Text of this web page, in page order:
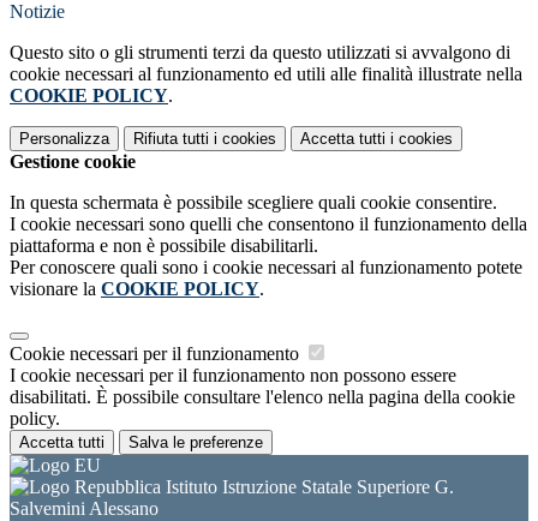
Notizie
Questo sito o gli strumenti terzi da questo utilizzati si avvalgono di
cookie necessari al funzionamento ed utili alle finalità illustrate nella
COOKIE POLICY.
Personalizza Rifiuta tutti i cookies Accetta tutti i cookies
Gestione cookie
In questa schermata è possibile scegliere quali cookie consentire.
I cookie necessari sono quelli che consentono il funzionamento della
piattaforma e non è possibile disabilitarli.
Per conoscere quali sono i cookie necessari al funzionamento potete
visionare la COOKIE POLICY.
Cookie necessari per il funzionamento
I cookie necessari per il funzionamento non possono essere
disabilitati. È possibile consultare l'elenco nella pagina della cookie
policy.
Accetta tutti Salva le preferenze
Istituto Istruzione Statale Superiore G.
Salvemini Alessano